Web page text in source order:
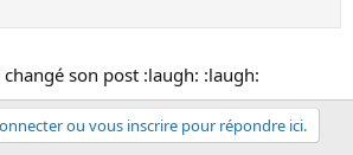
son post :laugh: :laugh:
ou vous inscrire pour répondre ici.